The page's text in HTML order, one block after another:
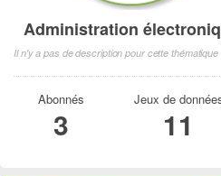
Administration
Il n'y a pas de description pour cette thématique
Abonnés
3
Jeux de
11